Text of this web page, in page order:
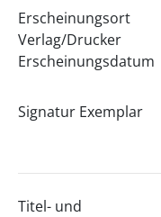
Erscheinungsort
Verlag/Drucker
Erscheinungsdatum
Signatur Exemplar
Titel- und